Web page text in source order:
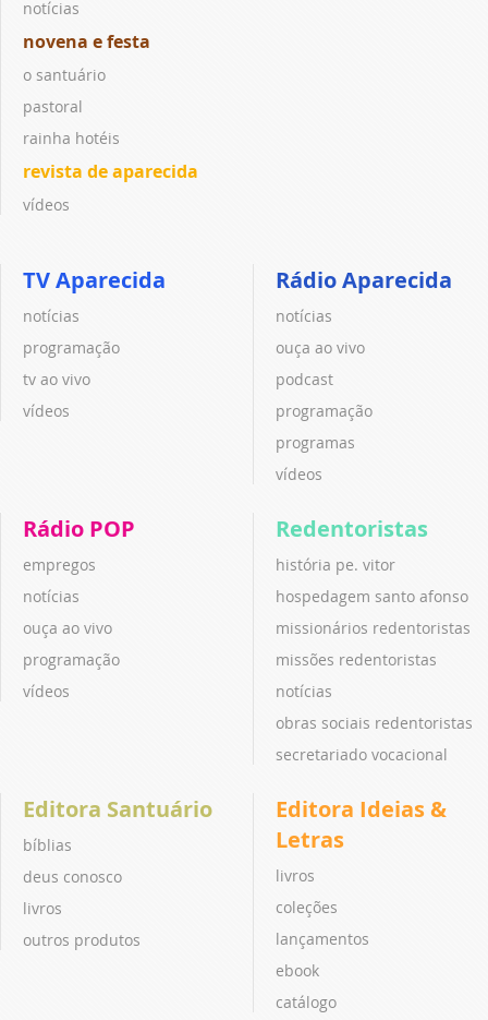
notícias
novena e festa
o santuário
pastoral
rainha hotéis
revista de aparecida
vídeos
TV Aparecida
notícias
programação
tv ao vivo
vídeos
Rádio Aparecida
notícias
ouça ao vivo
podcast
programação
programas
vídeos
Rádio POP
empregos
notícias
ouça ao vivo
programação
vídeos
Redentoristas
história pe. vitor
hospedagem santo afonso
missionários redentoristas
missões redentoristas
notícias
obras sociais redentoristas
secretariado vocacional
Editora Santuário
bíblias
deus conosco
livros
outros produtos
Editora Ideias &
Letras
livros
coleções
lançamentos
ebook
catálogo